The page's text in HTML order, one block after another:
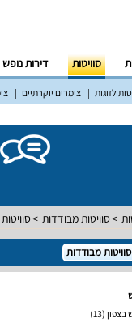
סוויטות דירות נופש
לזוגות צימרים יוקרתיים
סוויטות מבודדות
סוויטות מבודדות
בצפון (13)